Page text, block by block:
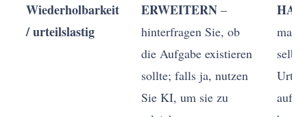
Wiederholbarkeit
/ urteilslastig
ERWEITERN –
hinterfragen Sie, ob
die Aufgabe existieren
sollte; falls ja, nutzen
Sie KI, um sie zu